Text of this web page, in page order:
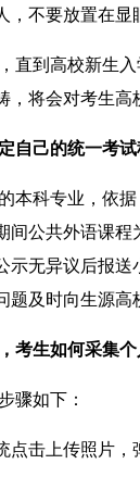
，不要放置在
直到高校新生
，将会对考生
自己的统一考试
本科专业，依
间公共外语课
示无异议后报
题及时向生源高
考生如何采集个
骤如下：
点击上传照片